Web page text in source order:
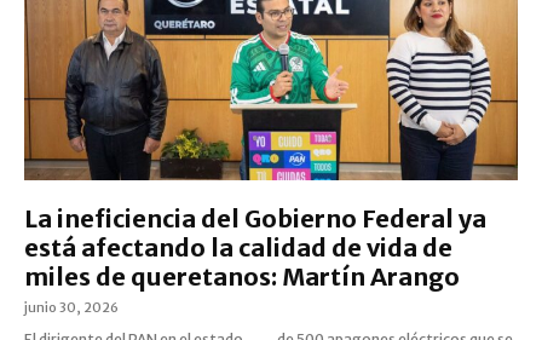
La ineficiencia del Gobierno Federal ya
está afectando la calidad de vida de
miles de queretanos: Martín Arango
junio 30, 2026